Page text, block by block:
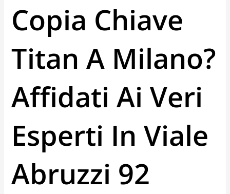
Copia Chiave
Titan A Milano?
Affidati Ai Veri
Esperti In Viale
Abruzzi 92